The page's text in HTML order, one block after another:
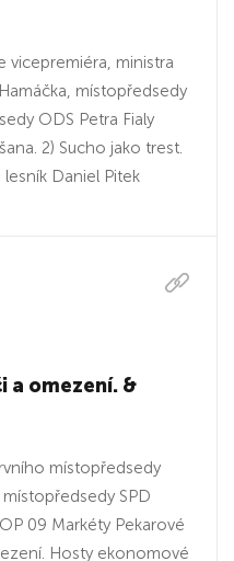
vicepremiéra, ministra
místopředsedy
ODS Petra Fialy
2) Sucho jako trest.
Daniel Pitek
a omezení. &
místopředsedy
SPD
09 Markéty Pekarové
Hosty ekonomové